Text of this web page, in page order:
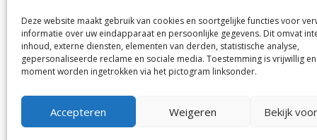
Deze website maakt gebruik van cookies en soortgelijke functies voor
informatie over uw eindapparaat en persoonlijke gegevens. Dit omvat
inhoud, externe diensten, elementen van derden, statistische analyse,
gepersonaliseerde reclame en sociale media. Toestemming is vrijwillig
moment worden ingetrokken via het pictogram linksonder.
Accepteren Weigeren Bekijk
De Nieuwe Meerbode
Visserstraat 10
1431 GJ Aalsmeer
0297-341900
info@meerbode.nl
en
De